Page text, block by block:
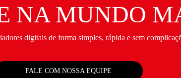
NA MUNDO
digitais de forma simples, rápida e sem
FALE COM NOSSA EQUIPE